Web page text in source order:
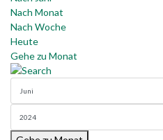
Nach Monat
Nach Woche
Heute
Gehe zu Monat